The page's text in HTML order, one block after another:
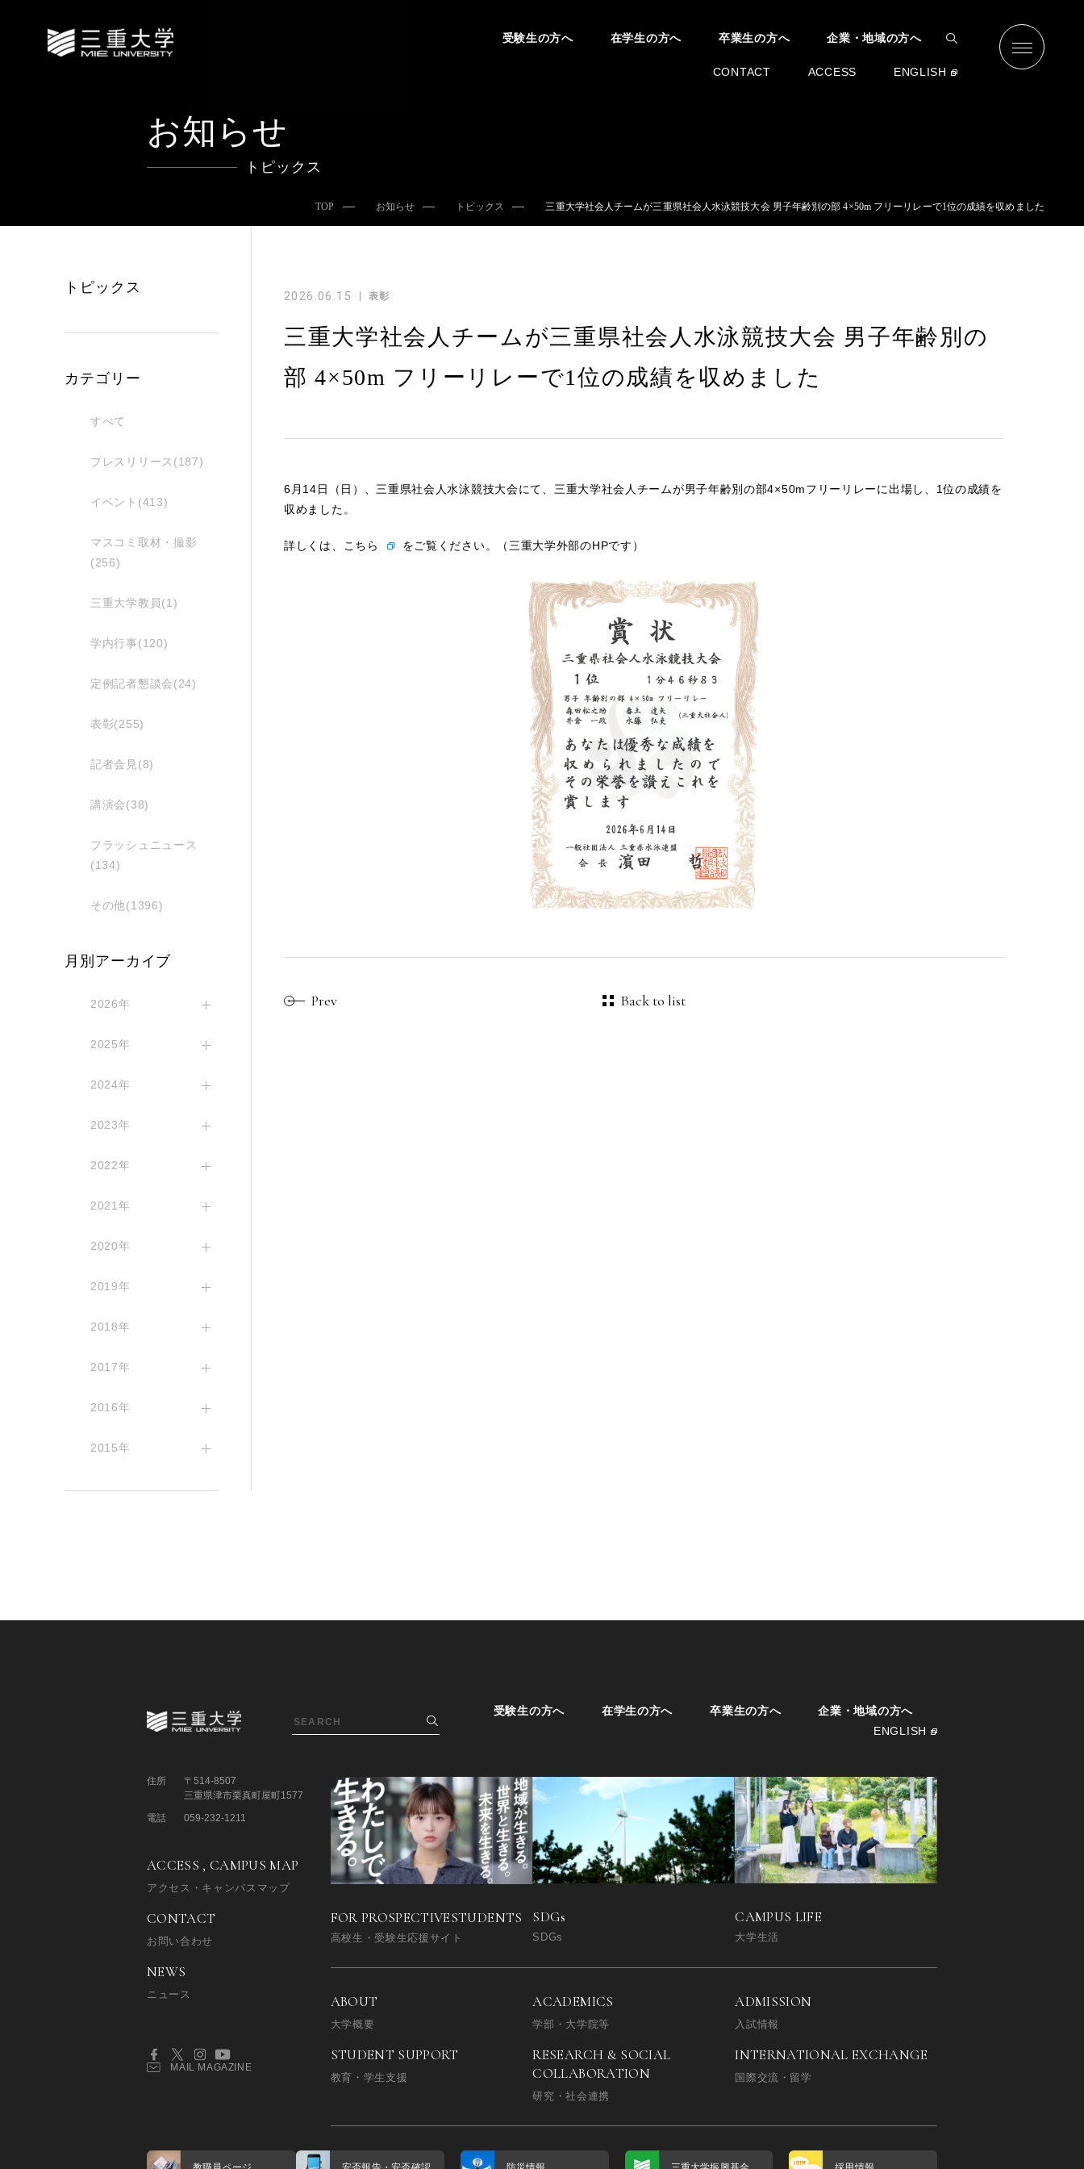
受験生の方へ 在学生の方へ 卒業生の方へ 企業・地域の方へ
CONTACT ACCESS ENGLISH
お知らせ
トピックス
TOP お知らせ トピックス 三重大学社会人チームが三重県社会人水泳競技大会 男子年齢別の部 4×50m フリーリレーで1位の成績を収めました
2026.06.15 表彰
三重大学社会人チームが三重県社会人水泳競技大会 男子年齢別の
部 4×50m フリーリレーで1位の成績を収めました
6月14日（日）、三重県社会人水泳競技大会にて、三重大学社会人チームが男子年齢別の部4×50mフリーリレーに出場し、1位の成績を
収めました。
詳しくは、 こちら をご覧ください。（三重大学外部のHPです）
Prev Back to list
トピックス
カテゴリー
すべて
プレスリリース(187)
イベント(413)
マスコミ取材・撮影
(256)
三重大学教員(1)
学内行事(120)
定例記者懇談会(24)
表彰(255)
記者会見(8)
講演会(38)
フラッシュニュース
(134)
その他(1396)
月別アーカイブ
2026年
2025年
2024年
2023年
2022年
2021年
2020年
2019年
2018年
2017年
2016年
2015年
受験生の方へ 在学生の方へ 卒業生の方へ
企業・地域の方へ
ENGLISH
FOR PROSPECTIVESTUDENTS
高校生・受験生応援サイト
SDGs
SDGs
CAMPUS LIFE
大学生活
ABOUT
大学概要
ACADEMICS
学部・大学院等
ADMISSION
入試情報
STUDENT SUPPORT
教育・学生支援
RESEARCH & SOCIAL
COLLABORATION
研究・社会連携
INTERNATIONAL EXCHANGE
国際交流・留学
住所
〒514-8507
三重県津市栗真町屋町1577
電話
059-232-1211
ACCESS , CAMPUS MAP
アクセス・キャンパスマップ
CONTACT
お問い合わせ
NEWS
ニュース
MAIL MAGAZINE